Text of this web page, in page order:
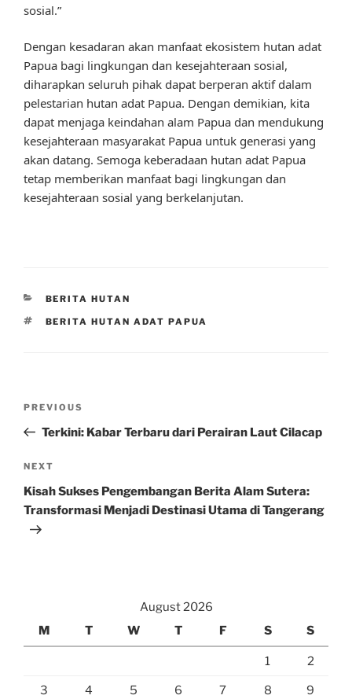
sosial.”
Dengan kesadaran akan manfaat ekosistem hutan adat
Papua bagi lingkungan dan kesejahteraan sosial,
diharapkan seluruh pihak dapat berperan aktif dalam
pelestarian hutan adat Papua. Dengan demikian, kita
dapat menjaga keindahan alam Papua dan mendukung
kesejahteraan masyarakat Papua untuk generasi yang
akan datang. Semoga keberadaan hutan adat Papua
tetap memberikan manfaat bagi lingkungan dan
kesejahteraan sosial yang berkelanjutan.
CATEGORIES
BERITA HUTAN
TAGS
BERITA HUTAN ADAT PAPUA
Previous
Post
PREVIOUS
Terkini: Kabar Terbaru dari Perairan Laut Cilacap
Next
Post
NEXT
Kisah Sukses Pengembangan Berita Alam Sutera:
Transformasi Menjadi Destinasi Utama di Tangerang
August 2026
M
T W T F S S
1 2
3 4 5 6 7 8 9